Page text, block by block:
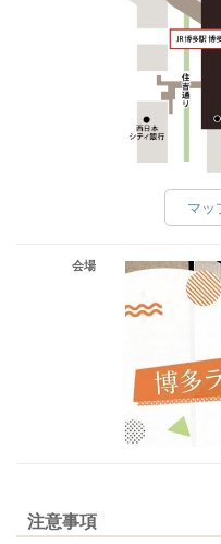
マッ
会場
注意事項